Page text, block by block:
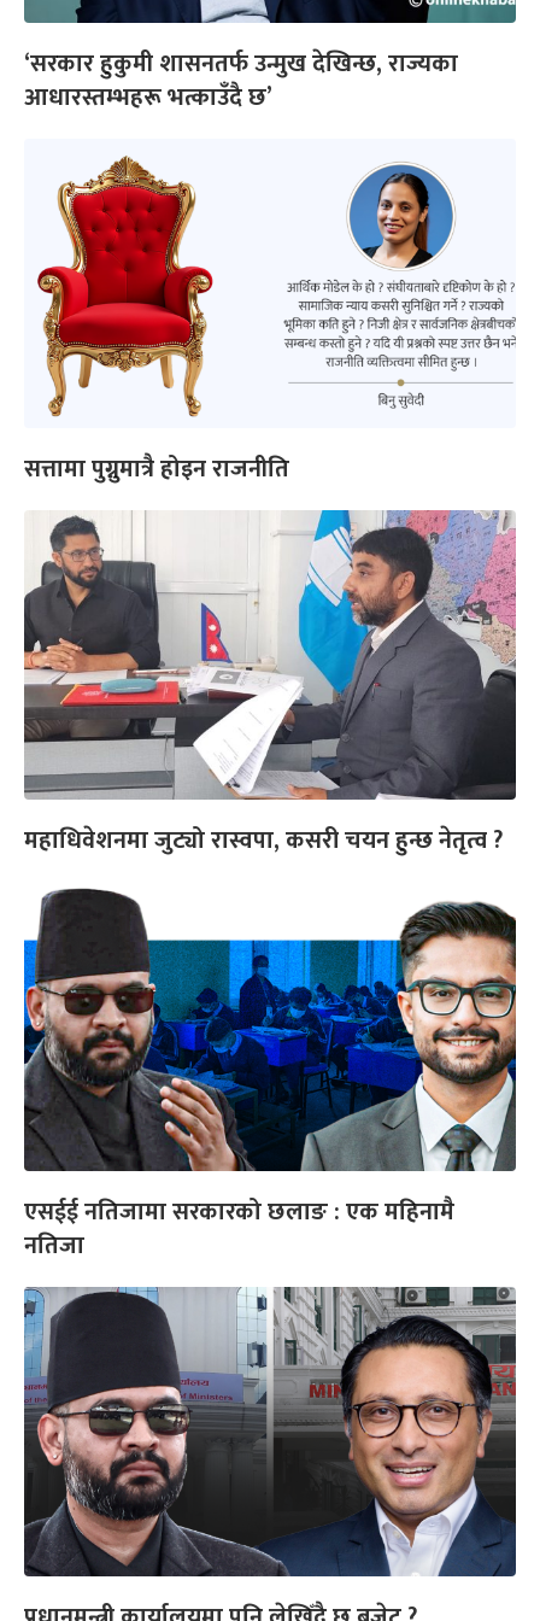
‘सरकार हुकुमी शासनतर्फ उन्मुख देखिन्छ, राज्यका
आधारस्तम्भहरू भत्काउँदै छ’
सत्तामा पुग्नुमात्रै होइन राजनीति
महाधिवेशनमा जुट्यो रास्वपा, कसरी चयन हुन्छ नेतृत्व ?
एसईई नतिजामा सरकारको छलाङ : एक महिनामै
नतिजा